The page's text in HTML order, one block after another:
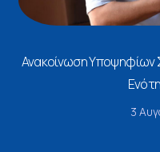
Ανακοίνωση Υποψηφίων
3